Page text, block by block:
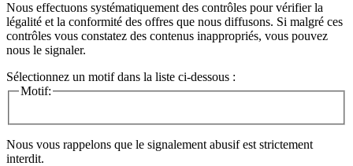
Nous effectuons systématiquement des contrôles pour vérifier la
légalité et la conformité des offres que nous diffusons. Si malgré ces
contrôles vous constatez des contenus inappropriés, vous pouvez
nous le signaler.
Sélectionnez un motif dans la liste ci-dessous :
Motif:
Nous vous rappelons que le signalement abusif est strictement
interdit.